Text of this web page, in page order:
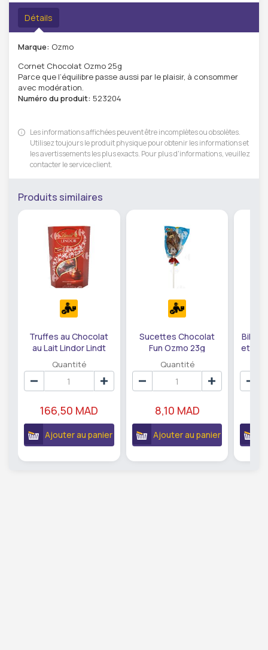
Détails
Marque: Ozmo
Cornet Chocolat Ozmo 25g
Parce que l’équilibre passe aussi par le plaisir, à consommer
avec modération.
Numéro du produit: 523204
Les informations affichées peuvent être incomplètes ou obsolètes.
Utilisez toujours le produit physique pour obtenir les informations et
les avertissements les plus exacts. Pour plus d'informations, veuillez
contacter le service client.
Produits similaires
Truffes au Chocolat
au Lait Lindor Lindt
200g.
Quantité
166,50 MAD
Ajouter au panier
Sucettes Chocolat
Fun Ozmo 23g
Quantité
8,10 MAD
Ajouter au panier
Billes
et